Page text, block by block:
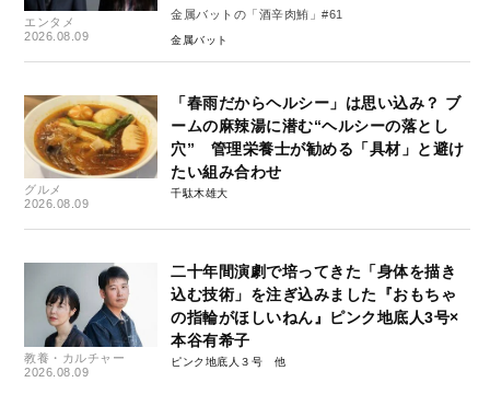
エンタメ
2026.08.09
金属バットの「酒辛肉鮪」#61
金属バット
グルメ
2026.08.09
「春雨だからヘルシー」は思い込み？ ブ
ームの麻辣湯に潜む“ヘルシーの落とし
穴” 管理栄養士が勧める「具材」と避け
たい組み合わせ
千駄木雄大
教養・カルチャー
2026.08.09
二十年間演劇で培ってきた「身体を描き
込む技術」を注ぎ込みました『おもちゃ
の指輪がほしいねん』ピンク地底人3号×
本谷有希子
ピンク地底人３号